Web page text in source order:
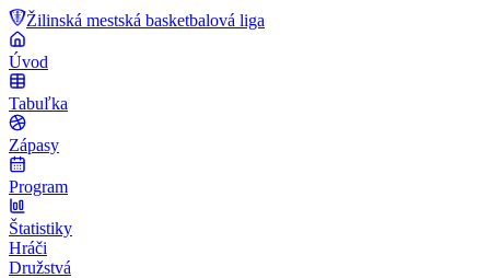
Žilinská mestská basketbalová liga
Úvod
Tabuľka
Zápasy
Program
Štatistiky
Hráči
Družstvá